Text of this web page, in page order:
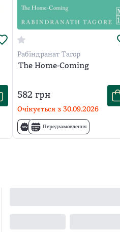
Рабіндранат Тагор
The Home-Coming
582грн
Очікується з 30.09.2026
Передзамовлення